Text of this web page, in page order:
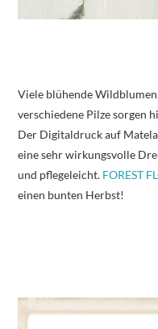
Viele blühende
verschiedene Pilze sorgen
Der Digitaldruck auf
eine sehr wirkungsvolle
und pflegeleicht. FOREST
einen bunten Herbst!